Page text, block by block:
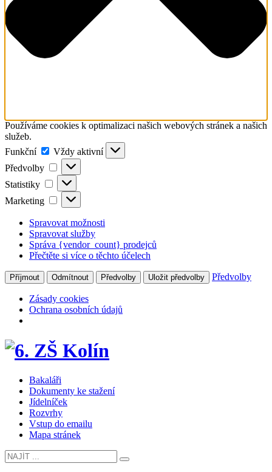
Používáme cookies k optimalizaci našich webových stránek a našich
služeb.
Funkční
Funkční
Vždy aktivní
Předvolby
Předvolby
Statistiky Statistiky
Marketing Marketing
Spravovat možnosti
Spravovat služby
Správa {vendor_count} prodejců
Přečtěte si více o těchto účelech
Příjmout Odmítnout Předvolby Uložit předvolby Předvolby
Zásady cookies
Ochrana osobních údajů
Bakaláři
Dokumenty ke stažení
Jídelníček
Rozvrhy
Vstup do emailu
Mapa stránek